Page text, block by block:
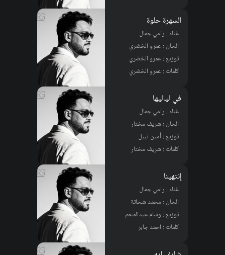
السهرة حلوة
غناء : رامي جمال
الحان : عمرو الخضري
توزيع : عمرو الخضري
كلمات : عمرو الخضري
في لياليها
غناء : رامي جمال
الحان : شريف مختار
توزيع : أمين نبيل
كلمات : شريف مختار
إنتهينا
غناء : رامي جمال
الحان : محمد شحاتة
توزيع : وسام عبدالمنعم
كلمات : احمد جابر